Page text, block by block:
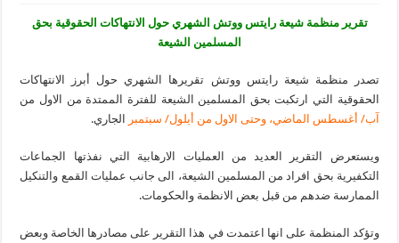
تقرير منظمة شيعة رايتس ووتش الشهري حول الانتهاكات الحقوقية بحق
المسلمين الشيعة
تصدر منظمة شيعة رايتس ووتش تقريرها الشهري حول أبرز الانتهاكات
الحقوقية التي ارتكبت بحق المسلمين الشيعة للفترة الممتدة من الاول من
آب/ أغسطس الماضي، وحتى الاول من أيلول/ سبتمبر
الجاري.
ويستعرض التقرير العديد من العمليات الارهابية التي نفذتها الجماعات
التكفيرية بحق افراد من المسلمين الشيعة، الى جانب عمليات القمع والتنكيل
الممارسة ضدهم من قبل بعض الانظمة والحكومات.
وتؤكد المنظمة على انها اعتمدت في هذا التقرير على مصادرها الخاصة وبعض